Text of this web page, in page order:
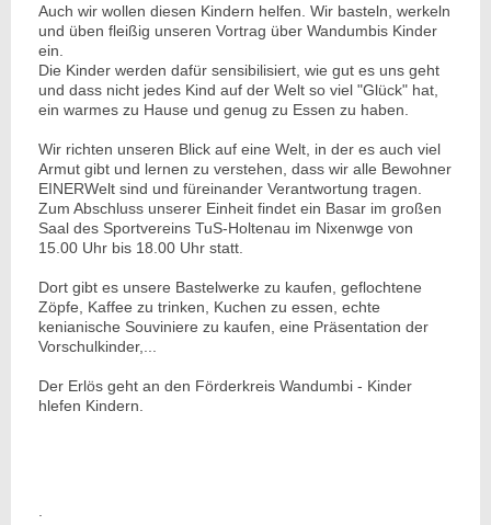
Auch wir wollen diesen Kindern helfen. Wir basteln, werkeln
und üben fleißig unseren Vortrag über Wandumbis Kinder
ein.
Die Kinder werden dafür sensibilisiert, wie gut es uns geht
und dass nicht jedes Kind auf der Welt so viel "Glück" hat,
ein warmes zu Hause und genug zu Essen zu haben.
Wir richten unseren Blick auf eine Welt, in der es auch viel
Armut gibt und lernen zu verstehen, dass wir alle Bewohner
EINERWelt sind und füreinander Verantwortung tragen.
Zum Abschluss unserer Einheit findet ein Basar im großen
Saal des Sportvereins TuS-Holtenau im Nixenwge von
15.00 Uhr bis 18.00 Uhr statt.
Dort gibt es unsere Bastelwerke zu kaufen, geflochtene
Zöpfe, Kaffee zu trinken, Kuchen zu essen, echte
kenianische Souviniere zu kaufen, eine Präsentation der
Vorschulkinder,...
Der Erlös geht an den Förderkreis Wandumbi - Kinder
hlefen Kindern.